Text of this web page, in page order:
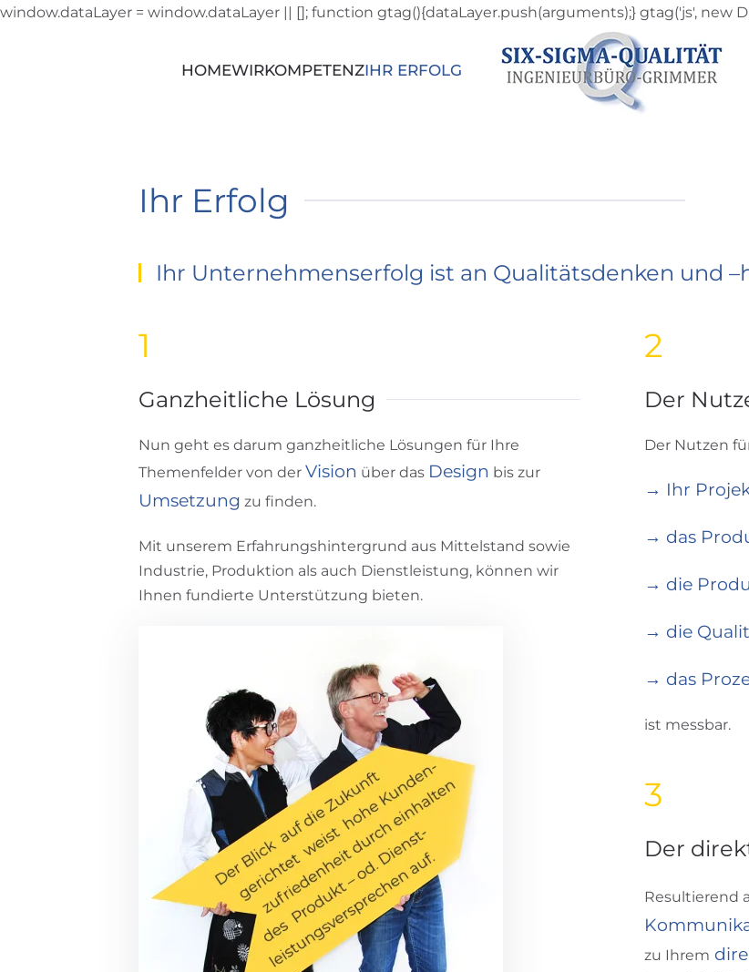
window.dataLayer = window.dataLayer || []; function gtag(){dataLayer.push(arguments);} gtag('js', new
HOMEWIRKOMPETENZIHR ERFOLG
Ihr Erfolg
Ihr Unternehmenserfolg ist an Qualitätsdenken und
1
Ganzheitliche Lösung
Nun geht es darum ganzheitliche Lösungen für Ihre
Themenfelder von der Vision über das Design bis zur
Umsetzung zu finden.
Mit unserem Erfahrungshintergrund aus Mittelstand sowie
Industrie, Produktion als auch Dienstleistung, können wir
Ihnen fundierte Unterstützung bieten.
2
Der
Der Nutzen
→ Ihr
→ das
→ die
→ die
→ das
ist messbar.
3
Der
Resultierend
zu Ihrem